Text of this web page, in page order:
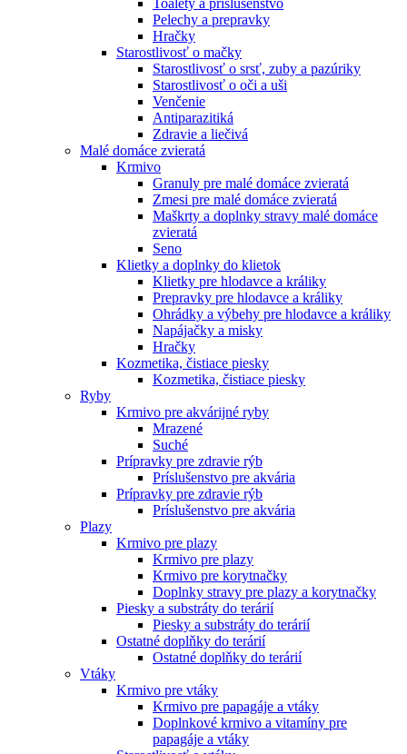
Pelechy a prepravky
Hračky
Starostlivosť o mačky
Starostlivosť o srsť, zuby a pazúriky
Starostlivosť o oči a uši
Venčenie
Antiparazitiká
Zdravie a liečivá
Malé domáce zvieratá
Krmivo
Granuly pre malé domáce zvieratá
Zmesi pre malé domáce zvieratá
Maškrty a doplnky stravy malé domáce
zvieratá
Seno
Klietky a doplnky do klietok
Klietky pre hlodavce a králiky
Prepravky pre hlodavce a králiky
Ohrádky a výbehy pre hlodavce a králiky
Napájačky a misky
Hračky
Kozmetika, čistiace piesky
Kozmetika, čistiace piesky
Ryby
Krmivo pre akvárijné ryby
Mrazené
Suché
Prípravky pre zdravie rýb
Príslušenstvo pre akvária
Prípravky pre zdravie rýb
Príslušenstvo pre akvária
Plazy
Krmivo pre plazy
Krmivo pre plazy
Krmivo pre korytnačky
Doplnky stravy pre plazy a korytnačky
Piesky a substráty do terárií
Piesky a substráty do terárií
Ostatné doplňky do terárií
Ostatné doplňky do terárií
Vtáky
Krmivo pre vtáky
Krmivo pre papagáje a vtáky
Doplnkové krmivo a vitamíny pre
papagáje a vtáky